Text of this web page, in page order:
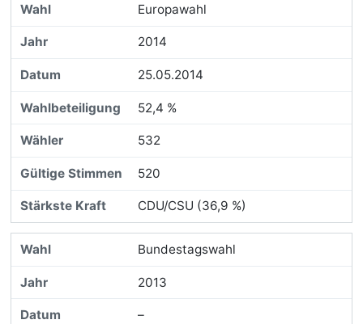
Europawahl
2014
25.05.2014
52,4 %
532
520
CDU/CSU (36,9 %)
Bundestagswahl
2013
–